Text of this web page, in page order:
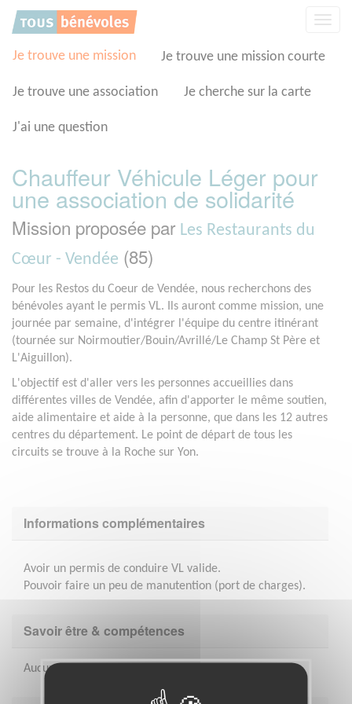
Je trouve une mission Je trouve une mission courte
Je trouve une association Je cherche sur la carte
J'ai une question
Chauffeur Véhicule Léger pour
une association de solidarité
Mission proposée par Les Restaurants du
Cœur - Vendée (85)
Pour les Restos du Coeur de Vendée, nous recherchons des
bénévoles ayant le permis VL. Ils auront comme mission, une
journée par semaine, d'intégrer l'équipe du centre itinérant
(tournée sur Noirmoutier/Bouin/Avrillé/Le Champ St Père et
L'Aiguillon).
L'objectif est d'aller vers les personnes accueillies dans
différentes villes de Vendée, afin d'apporter le même soutien,
aide alimentaire et aide à la personne, que dans les 12 autres
centres du département. Le point de départ de tous les
circuits se trouve à la Roche sur Yon.
Informations complémentaires
Avoir un permis de conduire VL valide.
Pouvoir faire un peu de manutention (port de charges).
Savoir être & compétences
Aucunes compétences particulières pour cette mission
Panneau de gestion des cookies